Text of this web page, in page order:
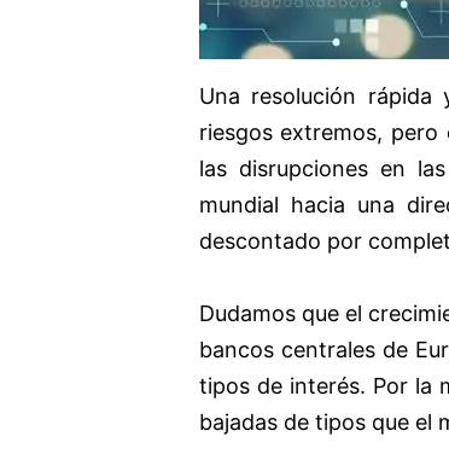
Una resolución
riesgos extremos,
las disrupciones en
mundial hacia una
descontado por
Dudamos que el
bancos centrales de
tipos de interés. Por la
bajadas de tipos que el